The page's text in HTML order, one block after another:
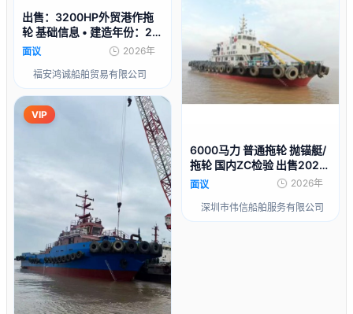
出售：3200HP外贸港作拖
轮 基础信息 • 建造年份：20
10年 • 建造地点：马来西亚
面议 2026年
福安鸿诚船舶贸易有限公司
VIP
6000马力 普通拖轮 抛锚艇/
拖轮 国内ZC检验 出售2022
年
面议 2026年
深圳市伟信船舶服务有限公司